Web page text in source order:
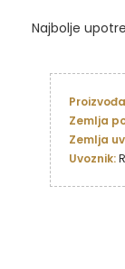
Najbolje
Zemlja
Zemlja
Uvoznik: